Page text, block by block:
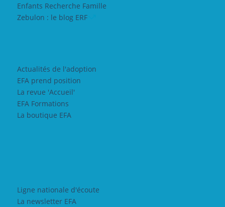
Enfants Recherche Famille
Zebulon : le blog ERF
Actualités de l'adoption
EFA prend position
La revue 'Accueil'
EFA Formations
La boutique EFA
Ligne nationale d'écoute
La newsletter EFA